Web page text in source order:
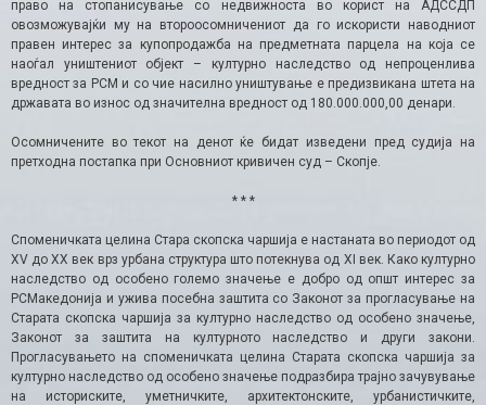
право на стопанисување со недвижноста во корист на АДССДП
овозможувајќи му на второосомничениот да го искористи наводниот
правен интерес за купопродажба на предметната парцела на која се
наоѓал уништениот објект – културно наследство од непроценлива
вредност за РСМ и со чие насилно уништување е предизвикана штета на
државата во износ од значителна вредност од 180.000.000,00 денари.
Осомничените во текот на денот ќе бидат изведени пред судија на
претходна постапка при Основниот кривичен суд – Скопје.
* * *
Споменичката целина Стара скопска чаршија е настаната во периодот од
XV до XX век врз урбана структура што потекнува од XI век. Како културно
наследство од особено големо значење е добро од општ интерес за
РСМакедонија и ужива посебна заштита со Законот за прогласување на
Старата скопска чаршија за културно наследство од особено значење,
Законот за заштита на културното наследство и други закони.
Прогласувањето на споменичката целина Старата скопска чаршија за
културно наследство од особено значење подразбира трајно зачувување
на историските, уметничките, архитектонските, урбанистичките,